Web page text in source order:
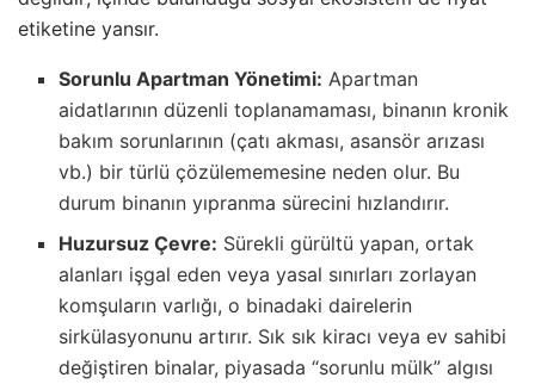
etiketine yansır.
Sorunlu Apartman Yönetimi: Apartman
aidatlarının düzenli toplanamaması, binanın kronik
bakım sorunlarının (çatı akması, asansör arızası
vb.) bir türlü çözülememesine neden olur. Bu
durum binanın yıpranma sürecini hızlandırır.
Huzursuz Çevre: Sürekli gürültü yapan, ortak
alanları işgal eden veya yasal sınırları zorlayan
komşuların varlığı, o binadaki dairelerin
sirkülasyonunu artırır. Sık sık kiracı veya ev sahibi
değiştiren binalar, piyasada “sorunlu mülk” algısı